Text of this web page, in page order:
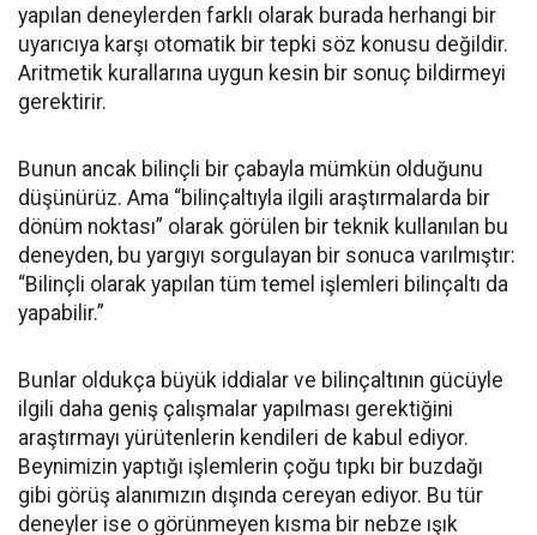
yapılan deneylerden farklı olarak burada herhangi bir
uyarıcıya karşı otomatik bir tepki söz konusu değildir.
Aritmetik kurallarına uygun kesin bir sonuç bildirmeyi
gerektirir.
Bunun ancak bilinçli bir çabayla mümkün olduğunu
düşünürüz. Ama “bilinçaltıyla ilgili araştırmalarda bir
dönüm noktası” olarak görülen bir teknik kullanılan bu
deneyden, bu yargıyı sorgulayan bir sonuca varılmıştır:
“Bilinçli olarak yapılan tüm temel işlemleri bilinçaltı da
yapabilir.”
Bunlar oldukça büyük iddialar ve bilinçaltının gücüyle
ilgili daha geniş çalışmalar yapılması gerektiğini
araştırmayı yürütenlerin kendileri de kabul ediyor.
Beynimizin yaptığı işlemlerin çoğu tıpkı bir buzdağı
gibi görüş alanımızın dışında cereyan ediyor. Bu tür
deneyler ise o görünmeyen kısma bir nebze ışık